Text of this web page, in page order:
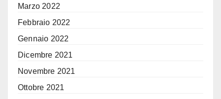
Marzo 2022
Febbraio 2022
Gennaio 2022
Dicembre 2021
Novembre 2021
Ottobre 2021